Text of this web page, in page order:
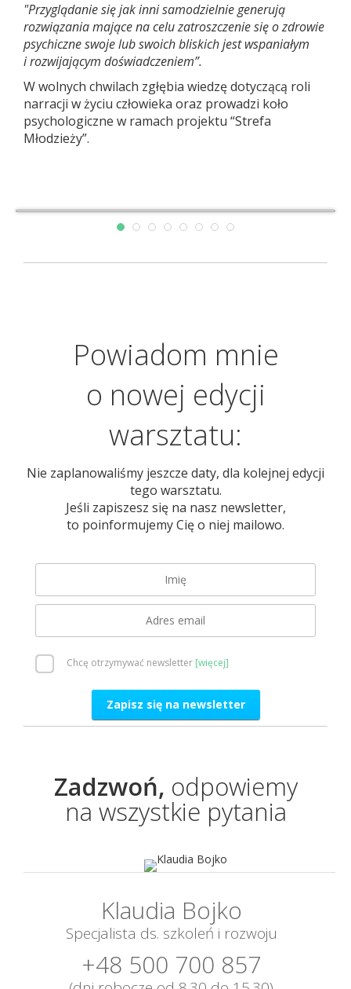
"Przyglądanie się jak inni samodzielnie generują
rozwiązania mające na celu zatroszczenie się o zdrowie
psychiczne swoje lub swoich bliskich jest wspaniałym
i rozwijającym doświadczeniem”.
W wolnych chwilach zgłębia wiedzę dotyczącą roli
narracji w życiu człowieka oraz prowadzi koło
psychologiczne w ramach projektu “Strefa
Młodzieży”.
Powiadom mnie
o nowej edycji
warsztatu:
Nie zaplanowaliśmy jeszcze daty, dla kolejnej edycji
tego warsztatu.
Jeśli zapiszesz się na nasz newsletter,
to poinformujemy Cię o niej mailowo.
Chcę otrzymywać newsletter
Zapisz się na newsletter
Zadzwoń, odpowiemy
na wszystkie pytania
Klaudia Bojko
Specjalista ds. szkoleń i rozwoju
+48 500 700 857